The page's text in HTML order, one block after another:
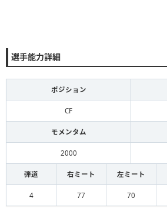
選手能力詳細
ポジション
CF
モメンタム
2000
弾道 右ミート 左ミート
4 77 70